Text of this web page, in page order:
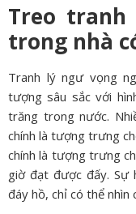
Treo
trong nhà
Tranh lý ngư vọng
tượng sâu sắc với
trăng trong nước.
chính là tượng trưng
chính là tượng trưng
giờ đạt được đấy. Sự
đáy hồ, chỉ có thể nhìn